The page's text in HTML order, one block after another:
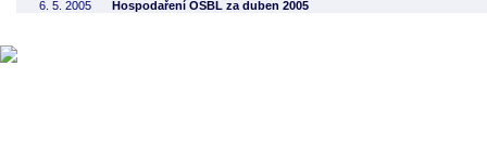
6. 5. 2005
Hospodaření OSBL za duben 2005